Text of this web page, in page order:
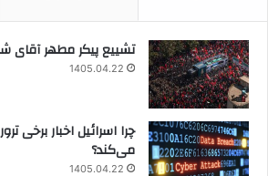
تشییع پیکر مطهر آقای
1405.04.22
چرا اسرائیل اخبار برخی
می‌کند؟
1405.04.22